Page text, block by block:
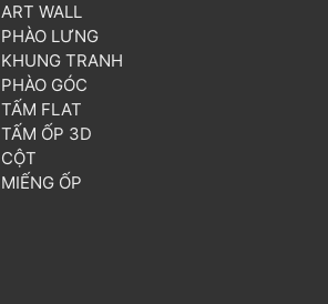
ART WALL
PHÀO LƯNG
KHUNG TRANH
PHÀO GÓC
TẤM FLAT
TẤM ỐP 3D
CỘT
MIẾNG ỐP